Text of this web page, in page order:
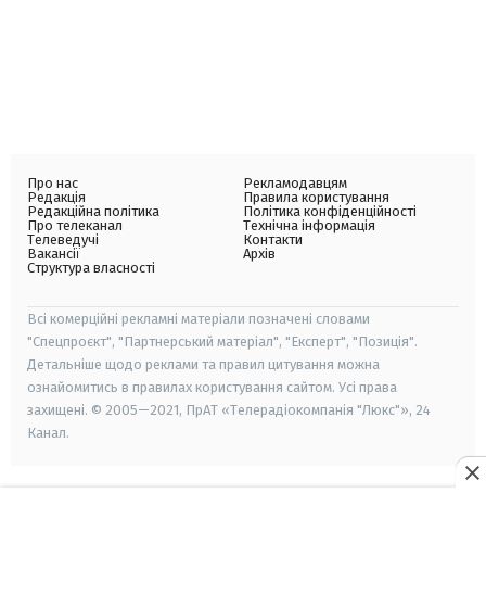
Про нас
Редакція
Редакційна політика
Про телеканал
Телеведучі
Вакансії
Структура власності
Рекламодавцям
Правила користування
Політика конфіденційності
Технічна інформація
Контакти
Архів
Всі комерційні рекламні матеріали позначені словами
"Спецпроєкт", "Партнерський матеріал", "Експерт", "Позиція".
Детальніше щодо реклами та правил цитування можна
ознайомитись в правилах користування сайтом. Усі права
захищені. © 2005—2021, ПрАТ «Телерадіокомпанія "Люкс"», 24
Канал.